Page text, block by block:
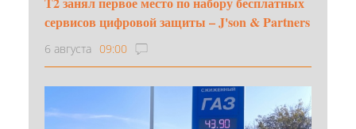
сервисов цифровой защиты – J'son & Partners
6 августа 09:00